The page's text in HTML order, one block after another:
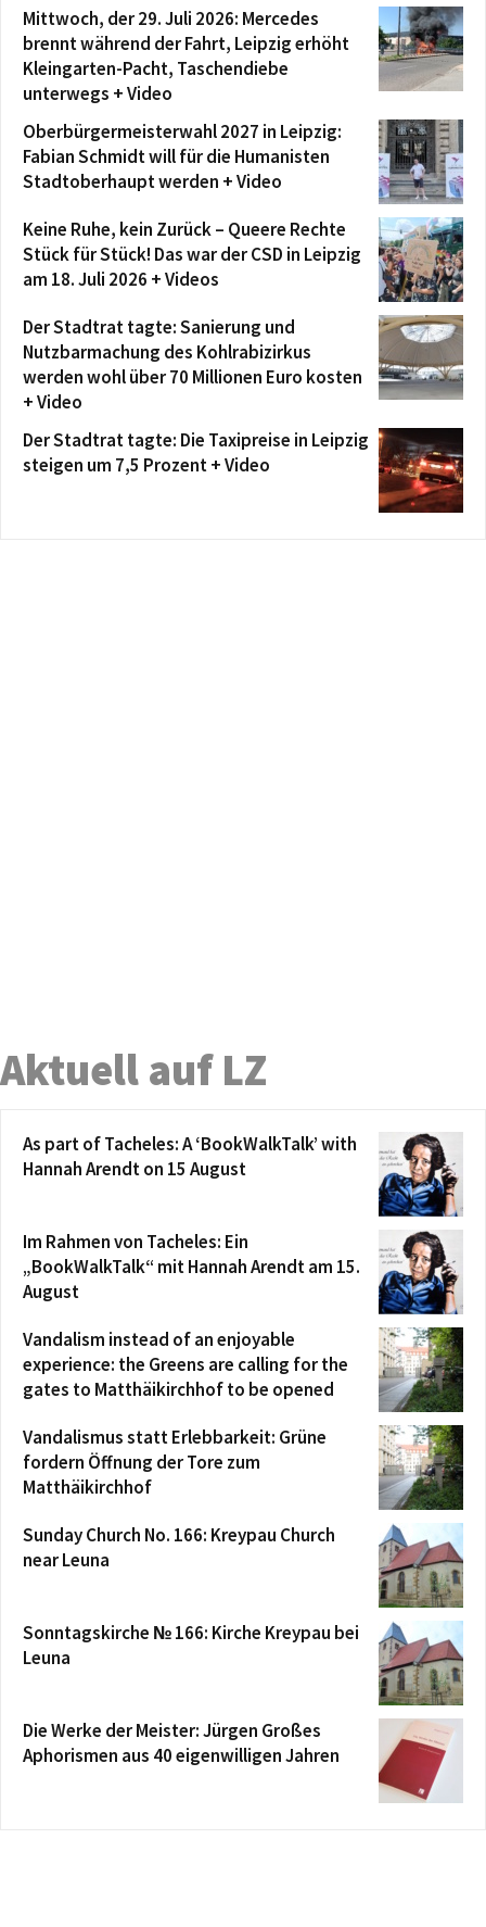
Mittwoch, der 29. Juli 2026: Mercedes
brennt während der Fahrt, Leipzig erhöht
Kleingarten-Pacht, Taschendiebe
unterwegs + Video
Oberbürgermeisterwahl 2027 in Leipzig:
Fabian Schmidt will für die Humanisten
Stadtoberhaupt werden + Video
Keine Ruhe, kein Zurück – Queere Rechte
Stück für Stück! Das war der CSD in Leipzig
am 18. Juli 2026 + Videos
Der Stadtrat tagte: Sanierung und
Nutzbarmachung des Kohlrabizirkus
werden wohl über 70 Millionen Euro kosten
+ Video
Der Stadtrat tagte: Die Taxipreise in Leipzig
steigen um 7,5 Prozent + Video
Aktuell auf LZ
As part of Tacheles: A ‘BookWalkTalk’ with
Hannah Arendt on 15 August
Im Rahmen von Tacheles: Ein
„BookWalkTalk“ mit Hannah Arendt am 15.
August
Vandalism instead of an enjoyable
experience: the Greens are calling for the
gates to Matthäikirchhof to be opened
Vandalismus statt Erlebbarkeit: Grüne
fordern Öffnung der Tore zum
Matthäikirchhof
Sunday Church No. 166: Kreypau Church
near Leuna
Sonntagskirche № 166: Kirche Kreypau bei
Leuna
Die Werke der Meister: Jürgen Großes
Aphorismen aus 40 eigenwilligen Jahren